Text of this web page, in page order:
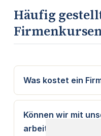
Häufig
Was kostet ein
Können wir mit
arbeiten?